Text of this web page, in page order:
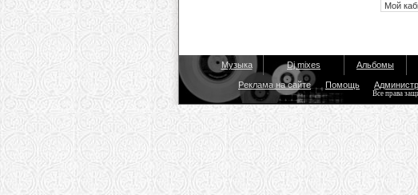
Музыка Dj mixes Альбомы
Реклама на сайте Помощь
Все права